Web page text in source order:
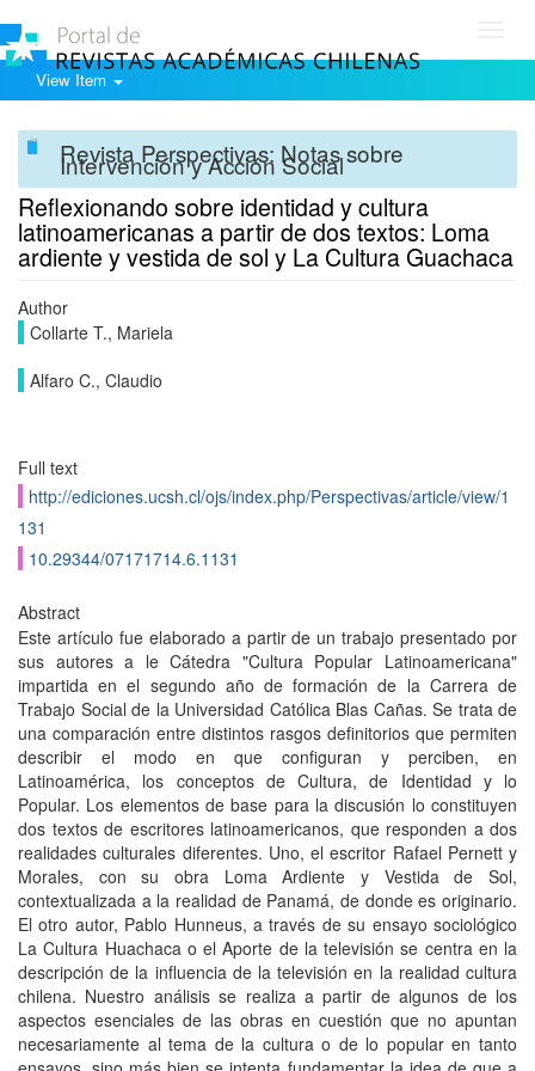
View Item
Revista Perspectivas: Notas sobre
Intervención y Acción Social
Reflexionando sobre identidad y cultura
latinoamericanas a partir de dos textos: Loma
ardiente y vestida de sol y La Cultura Guachaca
Author
Collarte T., Mariela
Alfaro C., Claudio
Full text
http://ediciones.ucsh.cl/ojs/index.php/Perspectivas/article/view/1
131
10.29344/07171714.6.1131
Abstract
Este artículo fue elaborado a partir de un trabajo presentado por
sus autores a le Cátedra "Cultura Popular Latinoamericana"
impartida en el segundo año de formación de la Carrera de
Trabajo Social de la Universidad Católica Blas Cañas. Se trata de
una comparación entre distintos rasgos definitorios que permiten
describir el modo en que configuran y perciben, en
Latinoamérica, los conceptos de Cultura, de Identidad y lo
Popular. Los elementos de base para la discusión lo constituyen
dos textos de escritores latinoamericanos, que responden a dos
realidades culturales diferentes. Uno, el escritor Rafael Pernett y
Morales, con su obra Loma Ardiente y Vestida de Sol,
contextualizada a la realidad de Panamá, de donde es originario.
El otro autor, Pablo Hunneus, a través de su ensayo sociológico
La Cultura Huachaca o el Aporte de la televisión se centra en la
descripción de la influencia de la televisión en la realidad cultura
chilena. Nuestro análisis se realiza a partir de algunos de los
aspectos esenciales de las obras en cuestión que no apuntan
necesariamente al tema de la cultura o de lo popular en tanto